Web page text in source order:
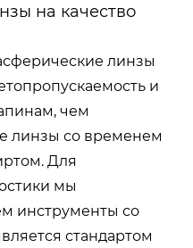
на качество
линзы
и
чем
линзы со временем
Для
мы
инструменты со
стандартом